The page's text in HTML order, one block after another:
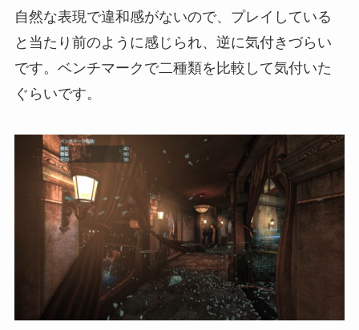
自然な表現で違和感がないので、プレイしている
と当たり前のように感じられ、逆に気付きづらい
です。ベンチマークで二種類を比較して気付いた
ぐらいです。